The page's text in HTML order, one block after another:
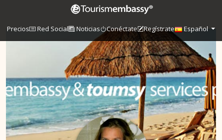
Precios Red Social Noticias Conéctate Regístrate Español